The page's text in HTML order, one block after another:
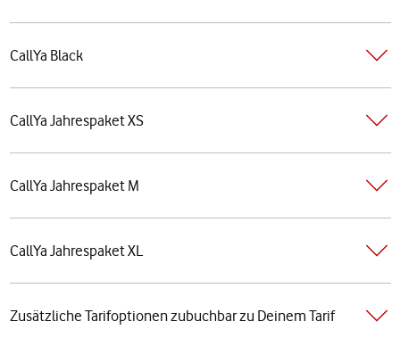
CallYa Black
CallYa Jahrespaket XS
CallYa Jahrespaket M
CallYa Jahrespaket XL
Zusätzliche Tarifoptionen zubuchbar zu Deinem Tarif